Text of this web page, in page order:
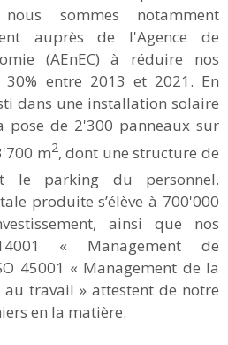
sommes notamment
auprès de l'Agence de
(AEnEC) à réduire nos
30% entre 2013 et 2021. En
dans une installation solaire
pose de 2'300 panneaux sur
m2, dont une structure de
le parking du personnel.
produite s’élève à 700'000
ainsi que nos
« Management de
45001 « Management de la
travail » attestent de notre
en la matière.